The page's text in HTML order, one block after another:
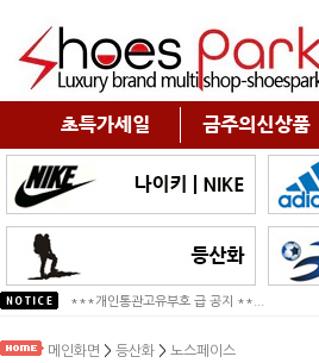
!!!2026년 구정휴무 공지!!!
***개인통관고유부호 급 공지 **...
메인화면 > 등산화 > 노스페이스